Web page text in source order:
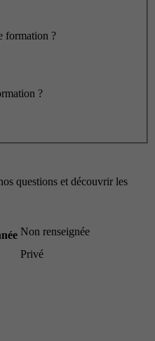
formation ?
?
questions et découvrir les
Non renseignée
Privé